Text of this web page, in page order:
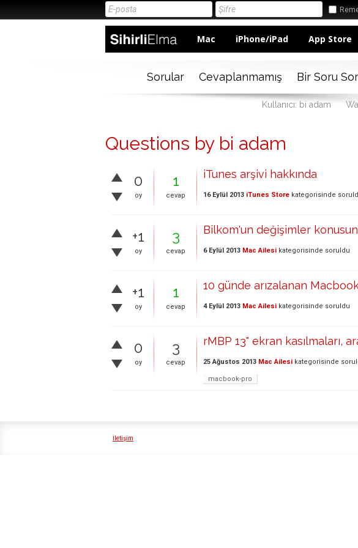
Mac iPhone/iPad App Store
Sorular Cevaplanmamış Bir Soru Sor
Kullanıcı: bi adam Wall
Questions by bi adam
0
oy
1
cevap
iTunes arşivi hakkında
16 Eylül 2013 iTunes Store kategorisinde
+1
oy
3
cevap
Bilkom'un değişimler
6 Eylül 2013 Mac Ailesi kategorisinde soruldu
+1
oy
1
cevap
10 günde arızalanan
4 Eylül 2013 Mac Ailesi kategorisinde soruldu
0
oy
3
cevap
rMBP 13" ekran kasılmaları,
25 Ağustos 2013 Mac Ailesi kategorisinde
macbook-pro
İletişim